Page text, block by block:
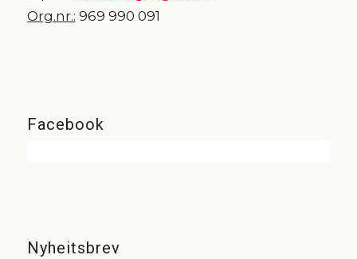
Org.nr.: 969 990 091
Facebook
Nyheitsbrev